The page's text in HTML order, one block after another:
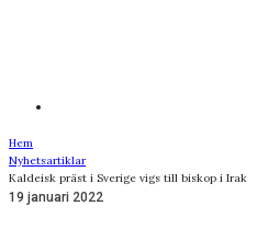
Hem
Nyhetsartiklar
Kaldeisk präst i Sverige vigs till biskop i Irak
19 januari 2022